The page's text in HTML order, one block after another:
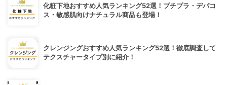
化粧下地おすすめ人気ランキング52選！プチプラ・デパコ
ス・敏感肌向けナチュラル商品も登場！
クレンジングおすすめ人気ランキング52選！徹底調査して
テクスチャータイプ別に紹介！